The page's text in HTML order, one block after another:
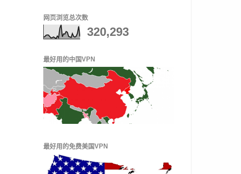
网页浏览总次数
320,293
最好用的中国VPN
最好用的免费美国VPN